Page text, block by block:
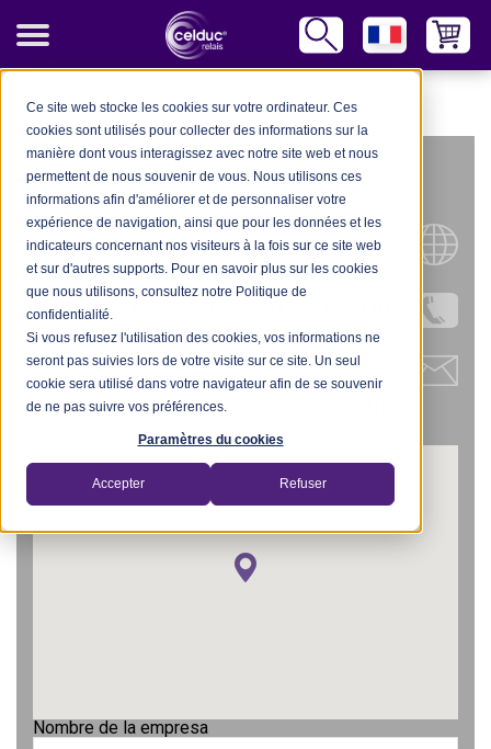
Ce site web stocke les cookies sur votre ordinateur. Ces
cookies sont utilisés pour collecter des informations sur la
manière dont vous interagissez avec notre site web et nous
permettent de nous souvenir de vous. Nous utilisons ces
informations afin d'améliorer et de personnaliser votre
expérience de navigation, ainsi que pour les données et les
indicateurs concernant nos visiteurs à la fois sur ce site web
et sur d'autres supports. Pour en savoir plus sur les cookies
que nous utilisons, consultez notre Politique de
confidentialité.
Si vous refusez l'utilisation des cookies, vos informations ne
seront pas suivies lors de votre visite sur ce site. Un seul
cookie sera utilisé dans votre navigateur afin de se souvenir
de ne pas suivre vos préférences.
Paramètres du cookies
Accepter Refuser
WCE
Site Internet
Tel.: + 34 902 002 062 / +34 910 05 21 01
C/ Doctor Fleming, 6 - Bajo A - 8
28703 S.S. de los Reyes, Madrid,
Nombre de la empresa